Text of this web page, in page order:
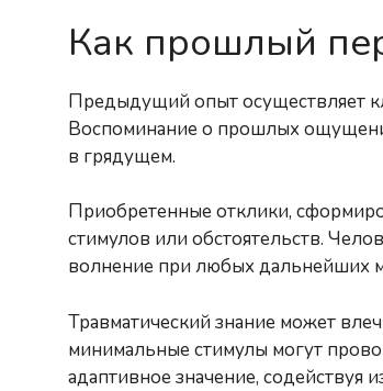
Как прошлый
Предыдущий опыт осуществляет
Воспоминание о прошлых
в грядущем.
Приобретенные отклики,
стимулов или обстоятельств.
волнение при любых дальнейших
Травматический знание может
минимальные стимулы могут
адаптивное значение, содействуя